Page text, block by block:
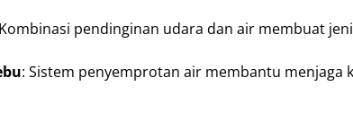
pendinginan udara dan air membuat
: Sistem penyemprotan air membantu menjaga